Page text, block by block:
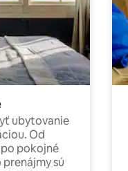
ubytovanie
Od
pokojné
sú